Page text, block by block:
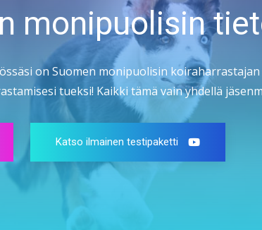
monipuolisin
on Suomen monipuolisin
tueksi! Kaikki tämä vain yhdellä
Katso ilmainen testipaketti